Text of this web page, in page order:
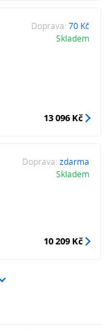
Doprava: 70 Kč
Skladem
13 096 Kč
Doprava: zdarma
Skladem
10 209 Kč